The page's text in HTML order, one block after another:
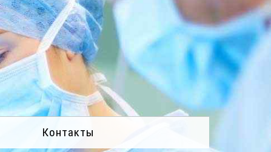
Контакты